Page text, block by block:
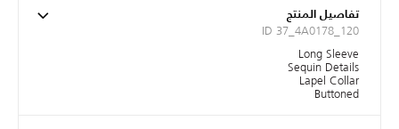
تفاصيل المنتج
ID 37_4A0178_120
Long Sleeve
Sequin Details
Lapel Collar
Buttoned